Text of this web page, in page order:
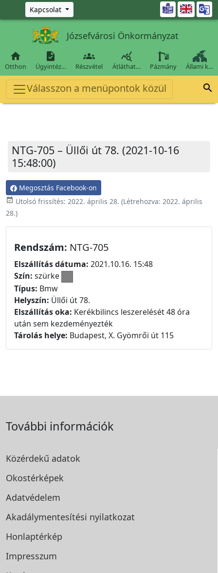
Ugrás a fő tartalomra
Kapcsolat 
Józsefvárosi Önkormányzat

Otthon

Ügyintéz…

Részvétel

Átláthat… Pázmány Állami k…
Válasszon a menüpontok közül 
NTG-705 – Üllői út 78. (2021-10-16
15:48:00)
Megosztás Facebook-on
event_available Utolsó frissítés: 2022. április 28. (Létrehozva: 2022. április
28.)
Rendszám: NTG-705
Elszállítás dátuma: 2021.10.16. 15:48
Szín: szürke
Típus: Bmw
Helyszín: Üllői út 78.
Elszállítás oka: Kerékbilincs leszerelését 48 óra
után sem kezdeményezték
Tárolás helye: Budapest, X. Gyömrői út 115
További információk
Közérdekű adatok
Okostérképek
Adatvédelem
Akadálymentesítési nyilatkozat
Honlaptérkép
Impresszum